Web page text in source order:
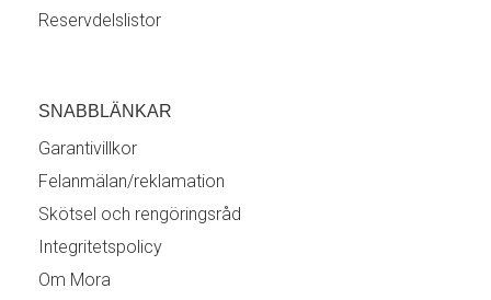
Reservdelslistor
SNABBLÄNKAR
Garantivillkor
Felanmälan/reklamation
Skötsel och rengöringsråd
Integritetspolicy
Om Mora